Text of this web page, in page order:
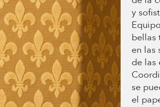
y
bellas
en las
de las
se
el